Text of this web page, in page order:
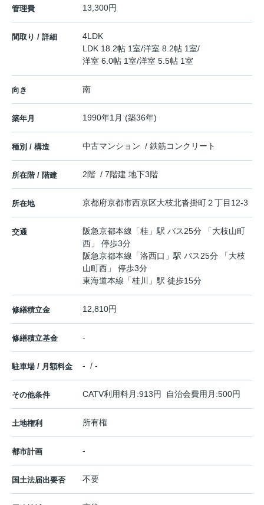
管理費 13,300円
間取り / 詳細
4LDK
LDK 18.2帖 1室/洋室 8.2帖 1室/
洋室 6.0帖 1室/洋室 5.5帖 1室
向き 南
築年月 1990年1月 (築36年)
種別 / 構造 中古マンション / 鉄筋コンクリート
所在階 / 階建 2階 / 7階建 地下3階
所在地 京都府京都市西京区大枝北沓掛町２丁目 12-3
交通 阪急京都本線 「桂 」駅 バス25分 「大枝山町
西」 停歩3分
阪急京都本線 「洛西口 」駅 バス25分 「大枝
山町西」 停歩3分
東海道本線 「桂川 」駅 徒歩15分
修繕積立金 12,810円
修繕積立基金 -
駐車場 / 月額料金 - / -
その他条件 CATV利用料月:913円 自治会費用月:500円
土地権利 所有権
都市計画 -
国土法届出要否 不要